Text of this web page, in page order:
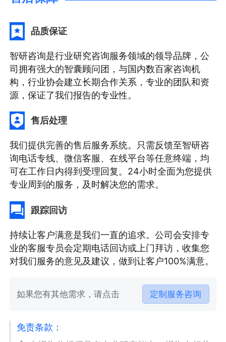
品质保证
智研咨询是行业研究咨询服务领域的领导品牌，公
司拥有强大的智囊顾问团，与国内数百家咨询机
构，行业协会建立长期合作关系，专业的团队和资
源，保证了我们报告的专业性。
售后处理
我们提供完善的售后服务系统。只需反馈至智研咨
询电话专线、微信客服、在线平台等任意终端，均
可在工作日内得到受理回复。24小时全面为您提供
专业周到的服务，及时解决您的需求。
跟踪回访
持续让客户满意是我们一直的追求。公司会安排专
业的客服专员会定期电话回访或上门拜访，收集您
对我们服务的意见及建议，做到让客户100%满意。
如果您有其他需求，请点击 定制服务咨询
免责条款：